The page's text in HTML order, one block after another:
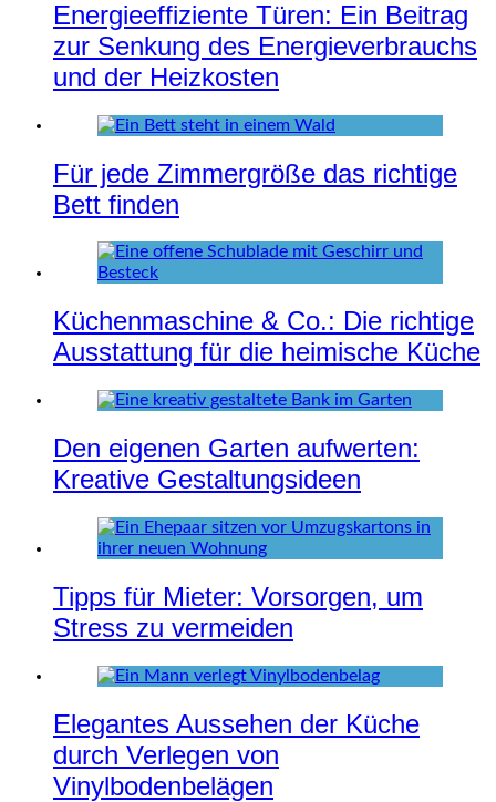
Energieeffiziente Türen: Ein Beitrag
zur Senkung des Energieverbrauchs
und der Heizkosten
Für jede Zimmergröße das richtige
Bett finden
Küchenmaschine & Co.: Die richtige
Ausstattung für die heimische Küche
Den eigenen Garten aufwerten:
Kreative Gestaltungsideen
Tipps für Mieter: Vorsorgen, um
Stress zu vermeiden
Elegantes Aussehen der Küche
durch Verlegen von
Vinylbodenbelägen